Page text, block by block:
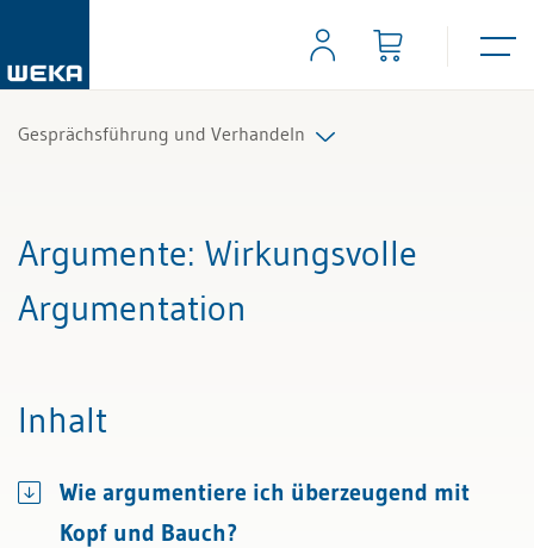
Gesprächsführung und Verhandeln
Argumente: Wirkungsvolle
Argumentation
Inhalt
Wie argumentiere ich überzeugend mit
Kopf und Bauch?